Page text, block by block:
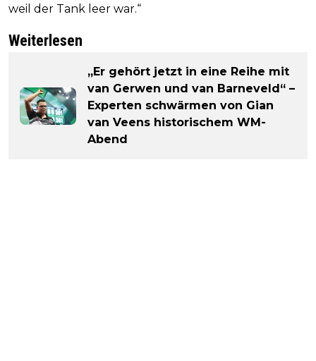
weil der Tank leer war.“
Weiterlesen
„Er gehört jetzt in eine Reihe mit
van Gerwen und van Barneveld“ –
Experten schwärmen von Gian
van Veens historischem WM-
Abend